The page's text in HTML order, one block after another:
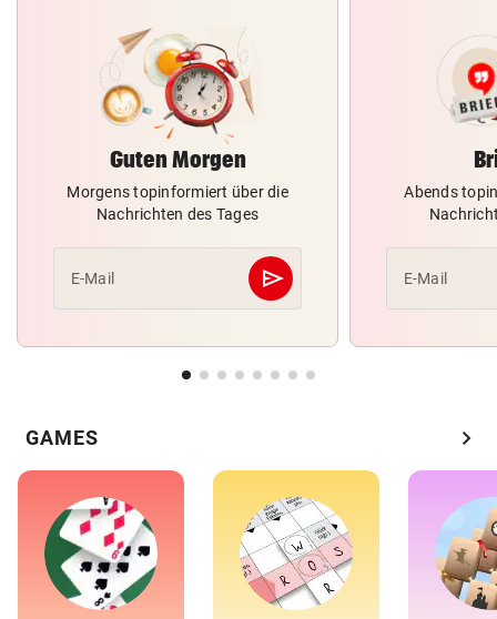
Guten Morgen
Morgens topinformiert über die
Nachrichten des Tages
E-Mail send
Abschicken
Abends
E-Mail
GAMES chevron_right